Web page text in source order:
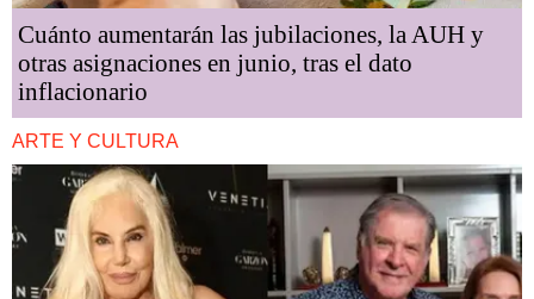
Cuánto aumentarán las jubilaciones, la AUH y
otras asignaciones en junio, tras el dato
inflacionario
ARTE Y CULTURA